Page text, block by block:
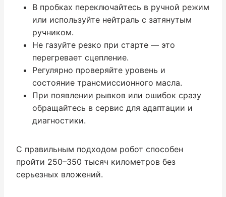
В пробках переключайтесь в ручной режим
или используйте нейтраль с затянутым
ручником.
Не газуйте резко при старте — это
перегревает сцепление.
Регулярно проверяйте уровень и
состояние трансмиссионного масла.
При появлении рывков или ошибок сразу
обращайтесь в сервис для адаптации и
диагностики.
С правильным подходом робот способен
пройти 250–350 тысяч километров без
серьезных вложений.